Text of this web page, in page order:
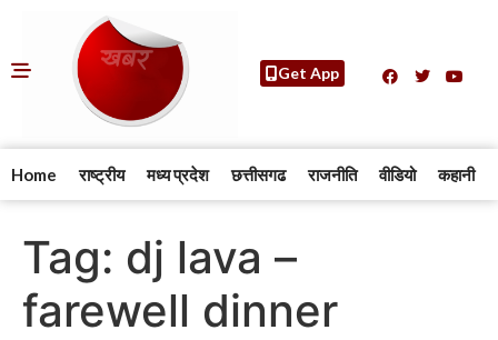
Get App
Home राष्ट्रीय मध्य प्रदेश छत्तीसगढ राजनीति वीडियो कहानी
Tag: dj lava –
farewell dinner